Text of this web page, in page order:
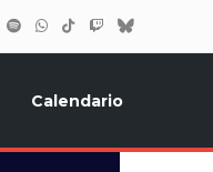
Calendario